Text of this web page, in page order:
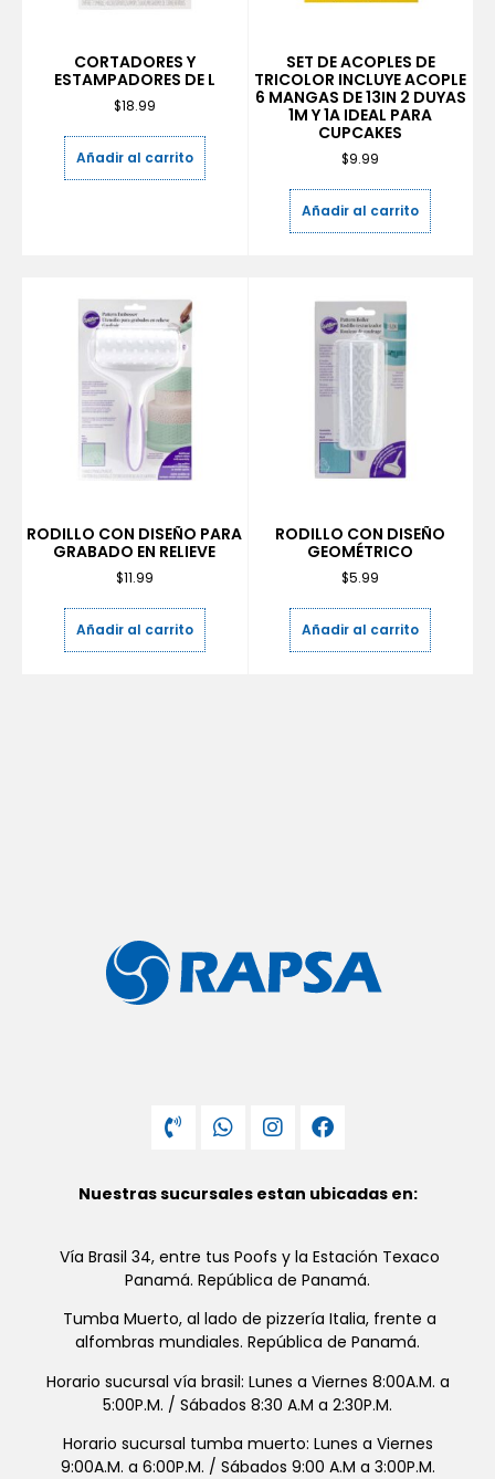
CORTADORES Y
ESTAMPADORES DE L
$18.99
Añadir al carrito
SET DE ACOPLES DE
TRICOLOR INCLUYE ACOPLE
6 MANGAS DE 13IN 2 DUYAS
1M Y 1A IDEAL PARA
CUPCAKES
$9.99
Añadir al carrito
RODILLO CON DISEÑO PARA
GRABADO EN RELIEVE
$11.99
Añadir al carrito
RODILLO CON DISEÑO
GEOMÉTRICO
$5.99
Añadir al carrito
Nuestras sucursales estan ubicadas en:
Vía Brasil 34, entre tus Poofs y la Estación Texaco
Panamá. República de Panamá.
Tumba Muerto, al lado de pizzería Italia, frente a
alfombras mundiales. República de Panamá.
Horario sucursal vía brasil: Lunes a Viernes 8:00A.M. a
5:00P.M. / Sábados 8:30 A.M a 2:30P.M.
Horario sucursal tumba muerto: Lunes a Viernes
9:00A.M. a 6:00P.M. / Sábados 9:00 A.M a 3:00P.M.